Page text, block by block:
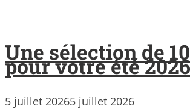
Une sélection de
pour votre été 2026
5 juillet 20265 juillet 2026